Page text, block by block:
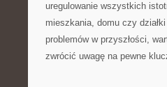
uregulowanie ⁣wszystkich
mieszkania, ​domu czy‌
problemów w przyszłości,⁢
zwrócić uwagę na​ pewne